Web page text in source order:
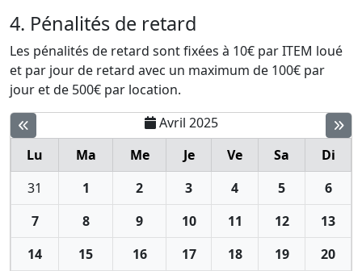
4. Pénalités de retard
Les pénalités de retard sont fixées à 10€ par ITEM loué
et par jour de retard avec un maximum de 100€ par
jour et de 500€ par location.
Avril 2025
Lu
Ma Me Je Ve Sa
Di
31
1 2 3 4 5
6
7
8 9 10 11 12
13
14
15 16 17 18 19 20